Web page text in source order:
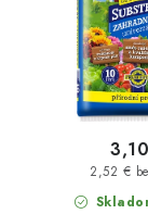
2,52 €